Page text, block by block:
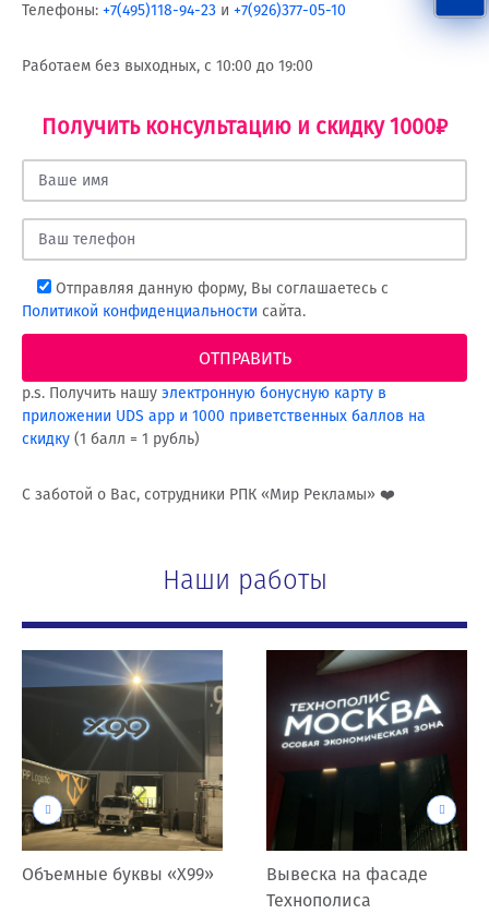
Телефоны: +7(495)118-94-23 и +7(926)377-05-10
Работаем без выходных, с 10:00 до 19:00
Получить консультацию и скидку 1000₽
Отправляя данную форму, Вы соглашаетесь с
Политикой конфиденциальности сайта.
p.s. Получить нашу электронную бонусную карту в
приложении UDS app и 1000 приветственных баллов на
скидку (1 балл = 1 рубль)
С заботой о Вас, сотрудники РПК «Мир Рекламы» ❤️
Наши работы
Объемные буквы «Х99»
Вывеска на фасаде
Технополиса